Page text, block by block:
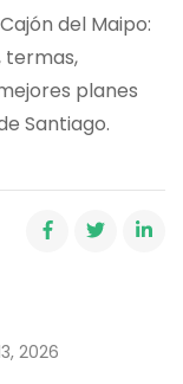
del Maipo:
termas,
planes
Santiago.
2026